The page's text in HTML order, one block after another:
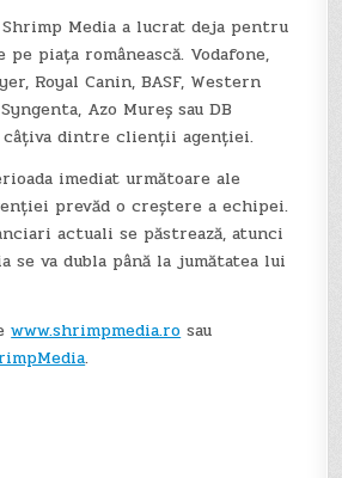
Media a lucrat deja pentru
piața românească. Vodafone,
Royal Canin, BASF, Western
Azo Mureș sau DB
câțiva dintre clienții agenției.
imediat următoare ale
prevăd o creștere a echipei.
actuali se păstrează, atunci
se va dubla până la jumătatea lui
www.shrimpmedia.rosau
.